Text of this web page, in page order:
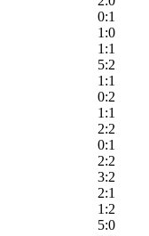
0:1
1:0
1:1
5:2
1:1
0:2
1:1
2:2
0:1
2:2
3:2
2:1
1:2
5:0